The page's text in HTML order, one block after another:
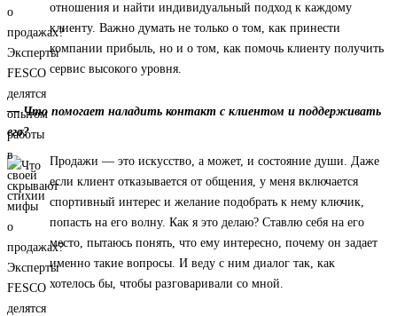
отношения и найти индивидуальный подход к каждому
клиенту. Важно думать не только о том, как принести
компании прибыль, но и о том, как помочь клиенту получить
сервис высокого уровня.
— Что помогает наладить контакт с клиентом и поддерживать
его?
Продажи — это искусство, а может, и состояние души. Даже
если клиент отказывается от общения, у меня включается
спортивный интерес и желание подобрать к нему ключик,
попасть на его волну. Как я это делаю? Ставлю себя на его
место, пытаюсь понять, что ему интересно, почему он задает
именно такие вопросы. И веду с ним диалог так, как
хотелось бы, чтобы разговаривали со мной.